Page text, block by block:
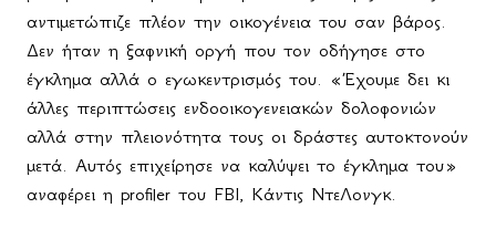
αντιμετώπιζε πλέον την οικογένεια του σαν βάρος.
Δεν ήταν η ξαφνική οργή που τον οδήγησε στο
έγκλημα αλλά ο εγωκεντρισμός του. «Έχουμε δει κι
άλλες περιπτώσεις ενδοοικογενειακών δολοφονιών
αλλά στην πλειονότητα τους οι δράστες αυτοκτονούν
μετά. Αυτός επιχείρησε να καλύψει το έγκλημα του»
αναφέρει η profiler του FBI, Κάντις ΝτεΛονγκ.